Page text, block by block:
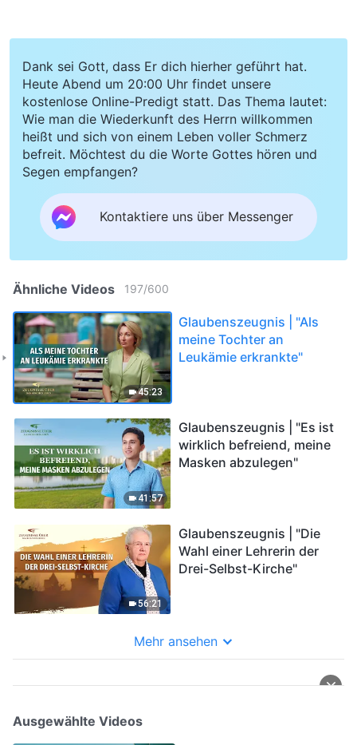
Dank sei Gott, dass Er dich hierher geführt hat.
Heute Abend um 20:00 Uhr findet unsere
kostenlose Online-Predigt statt. Das Thema lautet:
Wie man die Wiederkunft des Herrn willkommen
heißt und sich von einem Leben voller Schmerz
befreit. Möchtest du die Worte Gottes hören und
Segen empfangen?
Kontaktiere uns über Messenger
Ähnliche Videos 197/600
45:23
Glaubenszeugnis | "Als
meine Tochter an
Leukämie erkrankte"
41:57
Glaubenszeugnis | "Es ist
wirklich befreiend, meine
Masken abzulegen"
56:21
Glaubenszeugnis | "Die
Wahl einer Lehrerin der
Drei-Selbst-Kirche"
Mehr ansehen
Ausgewählte Videos